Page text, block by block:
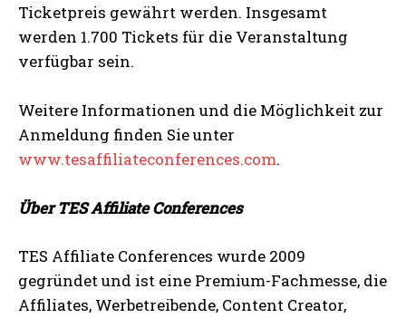
Ticketpreis gewährt werden. Insgesamt
werden 1.700 Tickets für die Veranstaltung
verfügbar sein.
Weitere Informationen und die Möglichkeit zur
Anmeldung finden Sie unter
www.tesaffiliateconferences.com.
Über TES Affiliate Conferences
TES Affiliate Conferences wurde 2009
gegründet und ist eine Premium-Fachmesse, die
Affiliates, Werbetreibende, Content Creator,